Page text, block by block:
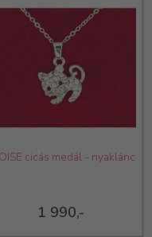
1 990,-
cicás medál - nyaklánc